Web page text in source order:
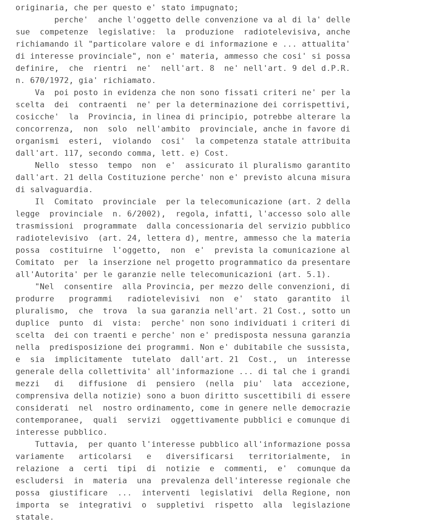
originaria, che per questo e' stato impugnato;
        perche'  anche l'oggetto delle convenzione va al di la' delle
sue  competenze  legislative:  la  produzione  radiotelevisiva, anche
richiamando il "particolare valore e di informazione e ... attualita'
di interesse provinciale", non e' materia, ammesso che cosi' si possa
definire,  che  rientri  ne'  nell'art. 8  ne' nell'art. 9 del d.P.R.
n. 670/1972, gia' richiamato.
    Va  poi posto in evidenza che non sono fissati criteri ne' per la
scelta  dei  contraenti  ne' per la determinazione dei corrispettivi,
cosicche'  la  Provincia, in linea di principio, potrebbe alterare la
concorrenza,  non  solo  nell'ambito  provinciale, anche in favore di
organismi  esteri,  violando  cosi'  la competenza statale attribuita
dall'art. 117, secondo comma, lett. e) Cost.
    Nello  stesso  tempo  non  e'  assicurato il pluralismo garantito
dall'art. 21 della Costituzione perche' non e' previsto alcuna misura
di salvaguardia.
    Il  Comitato  provinciale  per la telecomunicazione (art. 2 della
legge  provinciale  n. 6/2002),  regola, infatti, l'accesso solo alle
trasmissioni  programmate  dalla concessionaria del servizio pubblico
radiotelevisivo  (art. 24, lettera d), mentre, ammesso che la materia
possa  costituirne  l'oggetto,  non  e'  prevista la comunicazione al
Comitato  per  la inserzione nel progetto programmatico da presentare
all'Autorita' per le garanzie nelle telecomunicazioni (art. 5.1).
    "Nel  consentire  alla Provincia, per mezzo delle convenzioni, di
produrre   programmi   radiotelevisivi  non  e'  stato  garantito  il
pluralismo,  che  trova  la sua garanzia nell'art. 21 Cost., sotto un
duplice  punto  di  vista:  perche' non sono individuati i criteri di
scelta  dei con traenti e perche' non e' predisposta nessuna garanzia
nella  predisposizione dei programmi. Non e' dubitabile che sussista,
e  sia  implicitamente  tutelato  dall'art. 21  Cost.,  un  interesse
generale della collettivita' all'informazione ... di tal che i grandi
mezzi   di   diffusione  di  pensiero  (nella  piu'  lata  accezione,
comprensiva della notizie) sono a buon diritto suscettibili di essere
considerati  nel  nostro ordinamento, come in genere nelle democrazie
contemporanee,  quali  servizi  oggettivamente pubblici e comunque di
interesse pubblico.
    Tuttavia,  per quanto l'interesse pubblico all'informazione possa
variamente   articolarsi   e   diversificarsi   territorialmente,  in
relazione  a  certi  tipi  di  notizie  e  commenti,  e'  comunque da
escludersi  in  materia  una  prevalenza dell'interesse regionale che
possa  giustificare  ...  interventi  legislativi  della Regione, non
importa  se  integrativi  o  suppletivi  rispetto  alla  legislazione
statale.